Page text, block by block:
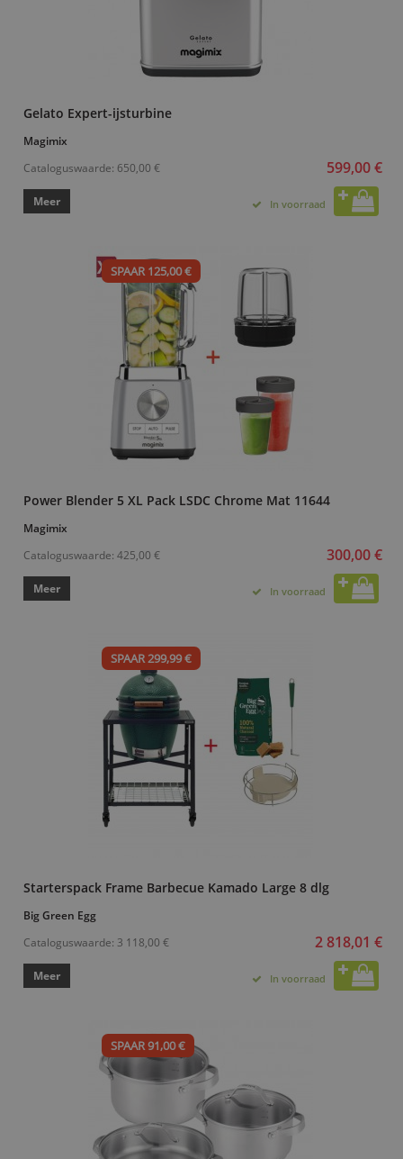
Gelato Expert-ijsturbine
Magimix
Cataloguswaarde: 650,00 € 599,00 €
Meer In voorraad
SPAAR 125,00 €
Power Blender 5 XL Pack LSDC Chrome Mat 11644
Magimix
Cataloguswaarde: 425,00 € 300,00 €
Meer In voorraad
SPAAR 299,99 €
Starterspack Frame Barbecue Kamado Large 8 dlg
Big Green Egg
Cataloguswaarde: 3 118,00 € 2 818,01 €
Meer In voorraad
SPAAR 91,00 €